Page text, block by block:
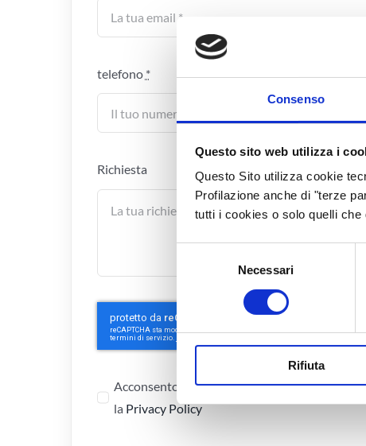
Consenso
Questo sito web utilizza i
Questo Sito utilizza cookie
Profilazione anche di "terze
tutti i cookies o solo quelli che
Necessari
Rifiuta
telefono *
Richiesta
Acconsento al trattamento dei miei dati
la Privacy Policy